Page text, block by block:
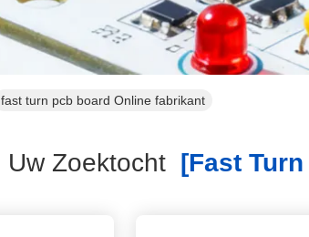
fast turn pcb board Online fabrikant
Uw Zoektocht [fast Turn